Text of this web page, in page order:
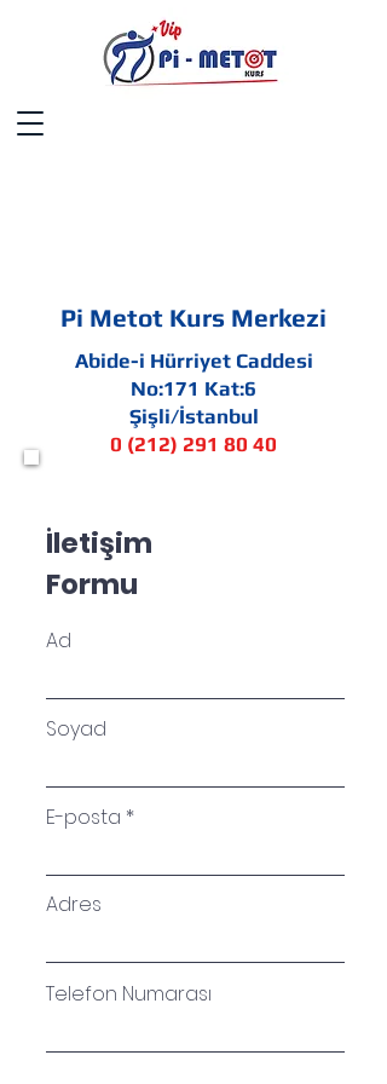
Pi Metot Kurs Merkezi
Abide-i Hürriyet Caddesi
No:171 Kat:6
Şişli/İstanbul
0 (212) 291 80 40
İletişim
Formu
Ad
Soyad
E-posta
Adres
Telefon Numarası